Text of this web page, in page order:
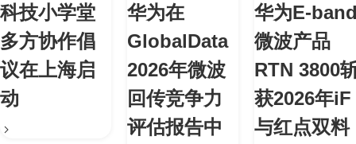
科技小学堂
多方协作倡
议在上海启
动
华为在
GlobalData
2026年微波
回传竞争力
评估报告中
华为E-
微波产品
RTN 3800
获2026年iF
与红点双料